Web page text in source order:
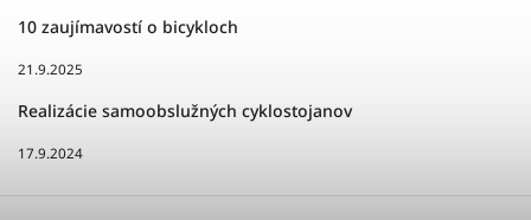
10 zaujímavostí o bicykloch
21.9.2025
Realizácie samoobslužných cyklostojanov
17.9.2024